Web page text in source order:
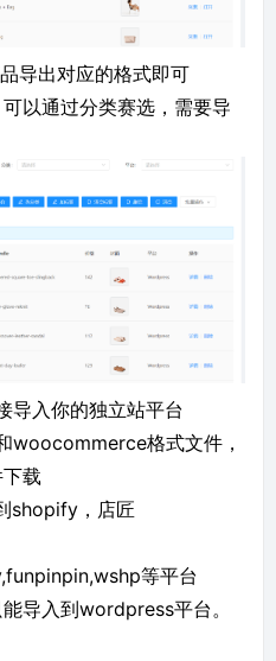
导出对应的格式即可
以通过分类赛选，需要导
导入你的独立站平台
woocommerce格式文件，
载
shopify，店匠
等平台
导入到wordpress平台。